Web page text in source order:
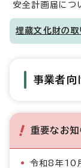
安全計画届につ
埋蔵文化財の取
事業者向
重要なお知
令和8年10